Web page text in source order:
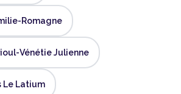
Romagne
Vénétie Julienne
Le Latium